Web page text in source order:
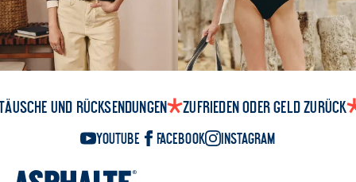
und Rücksendungen Zufrieden oder Geld zurück
YouTube Facebook Instagram